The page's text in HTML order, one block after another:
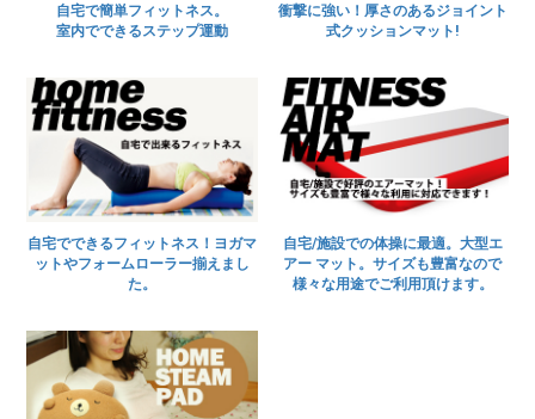
自宅で簡単フィットネス。
室内でできるステップ運動
衝撃に強い！厚さのあるジョイント
式クッションマット!
自宅でできるフィットネス！ヨガマ
ットやフォームローラー揃えまし
た。
自宅/施設での体操に最適。大型エ
アー マット。サイズも豊富なので
様々な用途でご利用頂けます。